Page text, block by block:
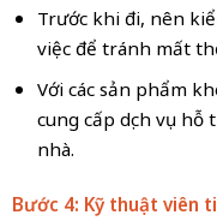
Trước khi đi, nên
việc để tránh mất
Với các sản phẩm
cung cấp dịch vụ
nhà.
Bước 4: Kỹ thuật viên